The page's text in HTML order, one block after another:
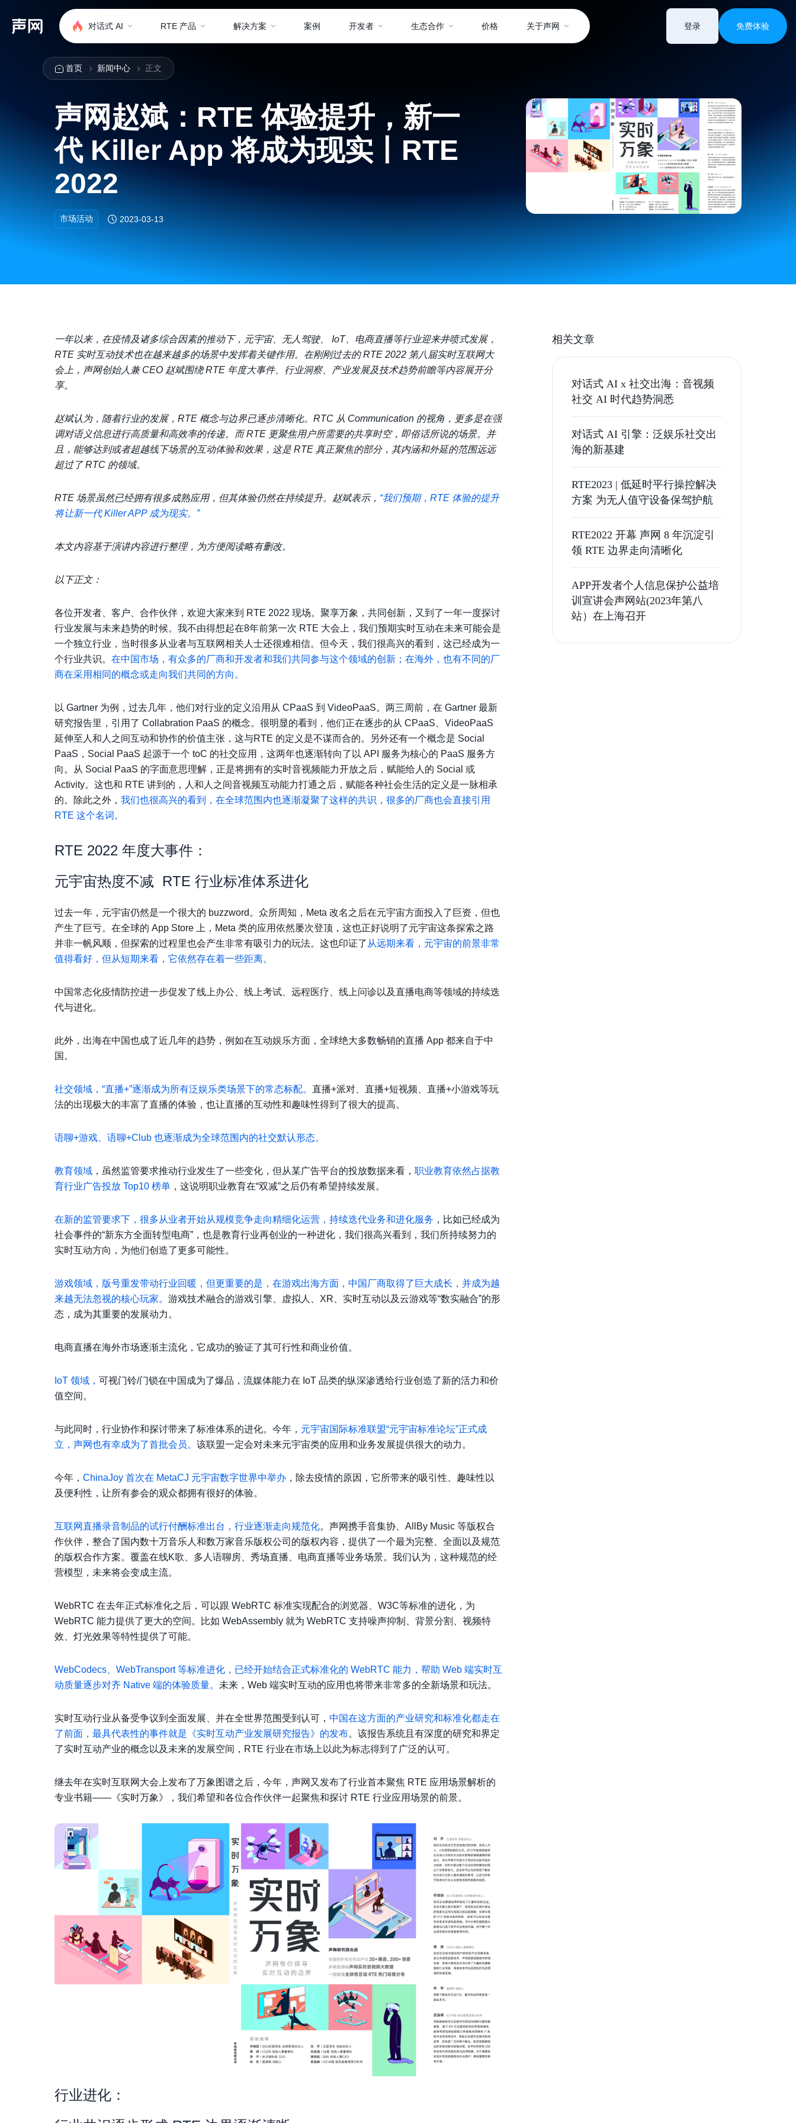
对话式 AI RTE 产品 解决方案 案例 开发者 生态合作 价格 关于声网 登录 免费体验
首页 新闻中心 正文
声网赵斌：RTE 体验提升，新一
代 Killer App 将成为现实丨RTE
2022
市场活动 2023-03-13
一年以来，在疫情及诸多综合因素的推动下，元宇宙、无人驾驶、 IoT、电商直播等行业迎来井喷式发展，
RTE 实时互动技术也在越来越多的场景中发挥着关键作用。在刚刚过去的 RTE 2022 第八届实时互联网大
会上，声网创始人兼 CEO 赵斌围绕 RTE 年度大事件、行业洞察、产业发展及技术趋势前瞻等内容展开分
享。
赵斌认为，随着行业的发展，RTE 概念与边界已逐步清晰化。RTC 从 Communication 的视角，更多是在强
调对语义信息进行高质量和高效率的传递。而 RTE 更聚焦用户所需要的共享时空，即俗话所说的场景。并
且，能够达到或者超越线下场景的互动体验和效果，这是 RTE 真正聚焦的部分，其内涵和外延的范围远远
超过了 RTC 的领域。
RTE 场景虽然已经拥有很多成熟应用，但其体验仍然在持续提升。赵斌表示， “我们预期，RTE 体验的提升
将让新一代 Killer APP 成为现实。”
本文内容基于演讲内容进行整理，为方便阅读略有删改。
以下正文：
各位开发者、客户、合作伙伴，欢迎大家来到 RTE 2022 现场。聚享万象，共同创新，又到了一年一度探讨
行业发展与未来趋势的时候。我不由得想起在8年前第一次 RTE 大会上，我们预期实时互动在未来可能会是
一个独立行业，当时很多从业者与互联网相关人士还很难相信。但今天，我们很高兴的看到，这已经成为一
个行业共识。 在中国市场，有众多的厂商和开发者和我们共同参与这个领域的创新；在海外，也有不同的厂
商在采用相同的概念或走向我们共同的方向。
以 Gartner 为例，过去几年，他们对行业的定义沿用从 CPaaS 到 VideoPaaS。两三周前，在 Gartner 最新
研究报告里，引用了 Collabration PaaS 的概念。很明显的看到，他们正在逐步的从 CPaaS、VideoPaaS
延伸至人和人之间互动和协作的价值主张，这与RTE 的定义是不谋而合的。另外还有一个概念是 Social
PaaS，Social PaaS 起源于一个 toC 的社交应用，这两年也逐渐转向了以 API 服务为核心的 PaaS 服务方
向。从 Social PaaS 的字面意思理解，正是将拥有的实时音视频能力开放之后，赋能给人的 Social 或
Activity。这也和 RTE 讲到的，人和人之间音视频互动能力打通之后，赋能各种社会生活的定义是一脉相承
的。除此之外， 我们也很高兴的看到，在全球范围内也逐渐凝聚了这样的共识，很多的厂商也会直接引用
RTE 这个名词。
RTE 2022 年度大事件：
元宇宙热度不减 RTE 行业标准体系进化
过去一年，元宇宙仍然是一个很大的 buzzword。众所周知，Meta 改名之后在元宇宙方面投入了巨资，但也
产生了巨亏。在全球的 App Store 上，Meta 类的应用依然屡次登顶，这也正好说明了元宇宙这条探索之路
并非一帆风顺，但探索的过程里也会产生非常有吸引力的玩法。这也印证了 从远期来看，元宇宙的前景非常
值得看好，但从短期来看，它依然存在着一些距离。
中国常态化疫情防控进一步促发了线上办公、线上考试、远程医疗、线上问诊以及直播电商等领域的持续迭
代与进化。
此外，出海在中国也成了近几年的趋势，例如在互动娱乐方面，全球绝大多数畅销的直播 App 都来自于中
国。
社交领域，“直播+”逐渐成为所有泛娱乐类场景下的常态标配。 直播+派对、直播+短视频、直播+小游戏等玩
法的出现极大的丰富了直播的体验，也让直播的互动性和趣味性得到了很大的提高。
语聊+游戏、语聊+Club 也逐渐成为全球范围内的社交默认形态。
教育领域 ，虽然监管要求推动行业发生了一些变化，但从某广告平台的投放数据来看， 职业教育依然占据教
育行业广告投放 Top10 榜单 ，这说明职业教育在“双减”之后仍有希望持续发展。
在新的监管要求下，很多从业者开始从规模竞争走向精细化运营，持续迭代业务和进化服务 ，比如已经成为
社会事件的“新东方全面转型电商”，也是教育行业再创业的一种进化，我们很高兴看到，我们所持续努力的
实时互动方向，为他们创造了更多可能性。
游戏领域，版号重发带动行业回暖，但更重要的是，在游戏出海方面，中国厂商取得了巨大成长，并成为越
来越无法忽视的核心玩家。 游戏技术融合的游戏引擎、虚拟人、XR、实时互动以及云游戏等“数实融合”的形
态，成为其重要的发展动力。
电商直播在海外市场逐渐主流化，它成功的验证了其可行性和商业价值。
IoT 领域， 可视门铃/门锁在中国成为了爆品，流媒体能力在 IoT 品类的纵深渗透给行业创造了新的活力和价
值空间。
与此同时，行业协作和探讨带来了标准体系的进化。今年， 元宇宙国际标准联盟“元宇宙标准论坛”正式成
立，声网也有幸成为了首批会员。 该联盟一定会对未来元宇宙类的应用和业务发展提供很大的动力。
今年， ChinaJoy 首次在 MetaCJ 元宇宙数字世界中举办 ，除去疫情的原因，它所带来的吸引性、趣味性以
及便利性，让所有参会的观众都拥有很好的体验。
互联网直播录音制品的试行付酬标准出台，行业逐渐走向规范化。声网携手音集协、AllBy Music 等版权合
作伙伴，整合了国内数十万音乐人和数万家音乐版权公司的版权内容，提供了一个最为完整、全面以及规范
的版权合作方案。覆盖在线K歌、多人语聊房、秀场直播、电商直播等业务场景。我们认为，这种规范的经
营模型，未来将会变成主流。
WebRTC 在去年正式标准化之后，可以跟 WebRTC 标准实现配合的浏览器、W3C等标准的进化，为
WebRTC 能力提供了更大的空间。比如 WebAssembly 就为 WebRTC 支持噪声抑制、背景分割、视频特
效、灯光效果等特性提供了可能。
WebCodecs、WebTransport 等标准进化，已经开始结合正式标准化的 WebRTC 能力，帮助 Web 端实时互
动质量逐步对齐 Native 端的体验质量。 未来，Web 端实时互动的应用也将带来非常多的全新场景和玩法。
实时互动行业从备受争议到全面发展、并在全世界范围受到认可， 中国在这方面的产业研究和标准化都走在
了前面，最具代表性的事件就是《实时互动产业发展研究报告》的发布。该报告系统且有深度的研究和界定
了实时互动产业的概念以及未来的发展空间，RTE 行业在市场上以此为标志得到了广泛的认可。
继去年在实时互联网大会上发布了万象图谱之后，今年，声网又发布了行业首本聚焦 RTE 应用场景解析的
专业书籍——《实时万象》，我们希望和各位合作伙伴一起聚焦和探讨 RTE 行业应用场景的前景。
行业进化：
相关文章
对话式 AI x 社交出海：音视频
社交 AI 时代趋势洞悉
对话式 AI 引擎：泛娱乐社交出
海的新基建
RTE2023 | 低延时平行操控解决
方案 为无人值守设备保驾护航
RTE2022 开幕 声网 8 年沉淀引
领 RTE 边界走向清晰化
APP开发者个人信息保护公益培
训宣讲会声网站(2023年第八
站）在上海召开